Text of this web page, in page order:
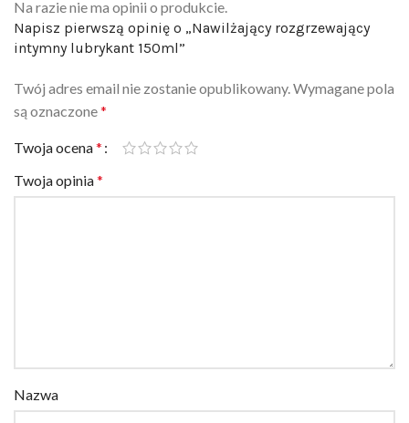
Napisz pierwszą opinię o „Nawilżający rozgrzewający
intymny lubrykant 150ml”
są oznaczone*
Twoja ocena
Twoja opinia
Nazwa